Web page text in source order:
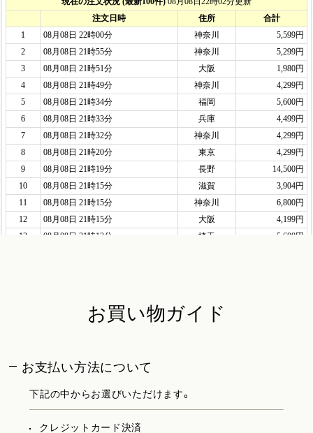
お買い物ガイド
お支払い方法について
下記の中からお選びいただけます。
クレジットカード決済